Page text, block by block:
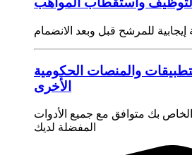
إيجابية للمرشح قبل وبعد الانضمام
والمنصات الحكومية
الأخرى
الخاص بك متوافق مع جميع الأدوات
المفضلة لديك